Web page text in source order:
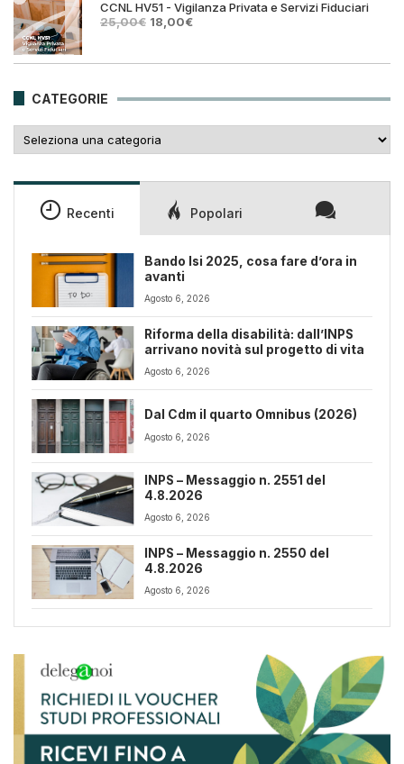
25,00€.18,00€.
CCNL HV51 - Vigilanza Privata e Servizi Fiduciari
25,00€ Il
era:
18,00€Il
è:
CATEGORIE
Recenti Popolari
Bando Isi 2025, cosa fare d’ora in
avanti
Agosto 6, 2026
Riforma della disabilità: dall’INPS
arrivano novità sul progetto di vita
Agosto 6, 2026
Dal Cdm il quarto Omnibus (2026)
Agosto 6, 2026
INPS – Messaggio n. 2551 del
4.8.2026
Agosto 6, 2026
INPS – Messaggio n. 2550 del
4.8.2026
Agosto 6, 2026